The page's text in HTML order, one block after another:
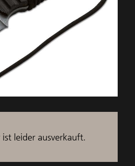
ist leider ausverkauft.